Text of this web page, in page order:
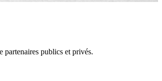
partenaires publics et privés.